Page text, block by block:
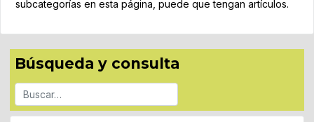
subcategorías en esta página, puede que tengan artículos.
Búsqueda y consulta
Buscar